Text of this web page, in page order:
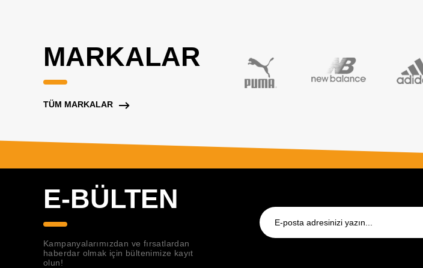
MARKALAR
TÜM MARKALAR
E-BÜLTEN
Kampanyalarımızdan ve fırsatlardan
haberdar olmak için bültenimize kayıt
olun!